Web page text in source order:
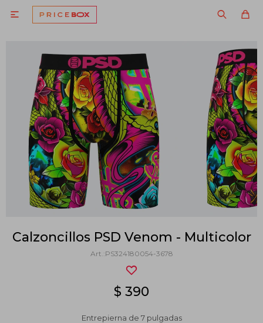

Calzoncillos PSD Venom - Multicolor
PS324180054-3678
$ 390
Entrepierna de 7 pulgadas